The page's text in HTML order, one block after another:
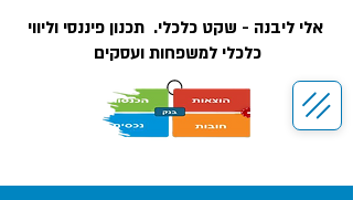
אלי ליבנה - שקט כלכלי. תכנון פיננסי וליווי
כלכלי למשפחות ועסקים